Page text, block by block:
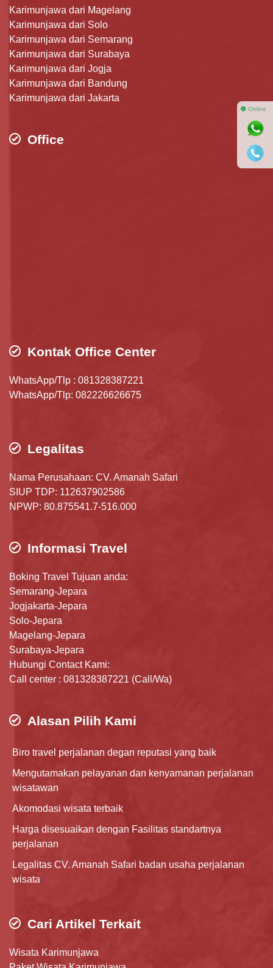
Karimunjawa dari Magelang
Karimunjawa dari Solo
Karimunjawa dari Semarang
Karimunjawa dari Surabaya
Karimunjawa dari Jogja
Karimunjawa dari Bandung
Karimunjawa dari Jakarta
Office
Kontak Office Center
WhatsApp/Tlp : 081328387221
WhatsApp/Tlp: 082226626675
Legalitas
Nama Perusahaan: CV. Amanah Safari
SIUP TDP: 112637902586
NPWP: 80.875541.7-516.000
Informasi Travel
Boking Travel Tujuan anda:
Semarang-Jepara
Jogjakarta-Jepara
Solo-Jepara
Magelang-Jepara
Surabaya-Jepara
Hubungi Contact Kami:
Call center : 081328387221 (Call/Wa)
Alasan Pilih Kami
Biro travel perjalanan degan reputasi yang baik
Mengutamakan pelayanan dan kenyamanan perjalanan
wisatawan
Akomodasi wisata terbaik
Harga disesuaikan dengan Fasilitas standartnya
perjalanan
Legalitas CV. Amanah Safari badan usaha perjalanan
wisata
Cari Artikel Terkait
Wisata Karimunjawa
⚫ Online